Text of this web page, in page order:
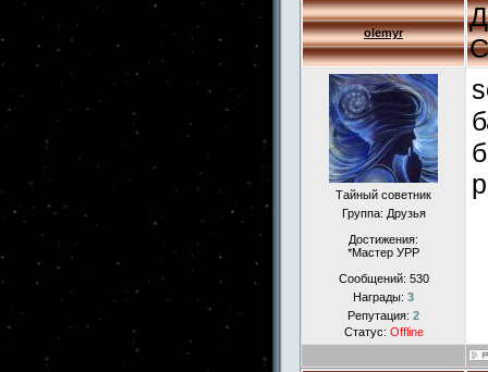
olemyr
Тайный советник
Группа: Друзья
Достижения:
*Мастер УРР
Сообщений: 530
Награды: 3
Репутация: 2
Статус: Offline